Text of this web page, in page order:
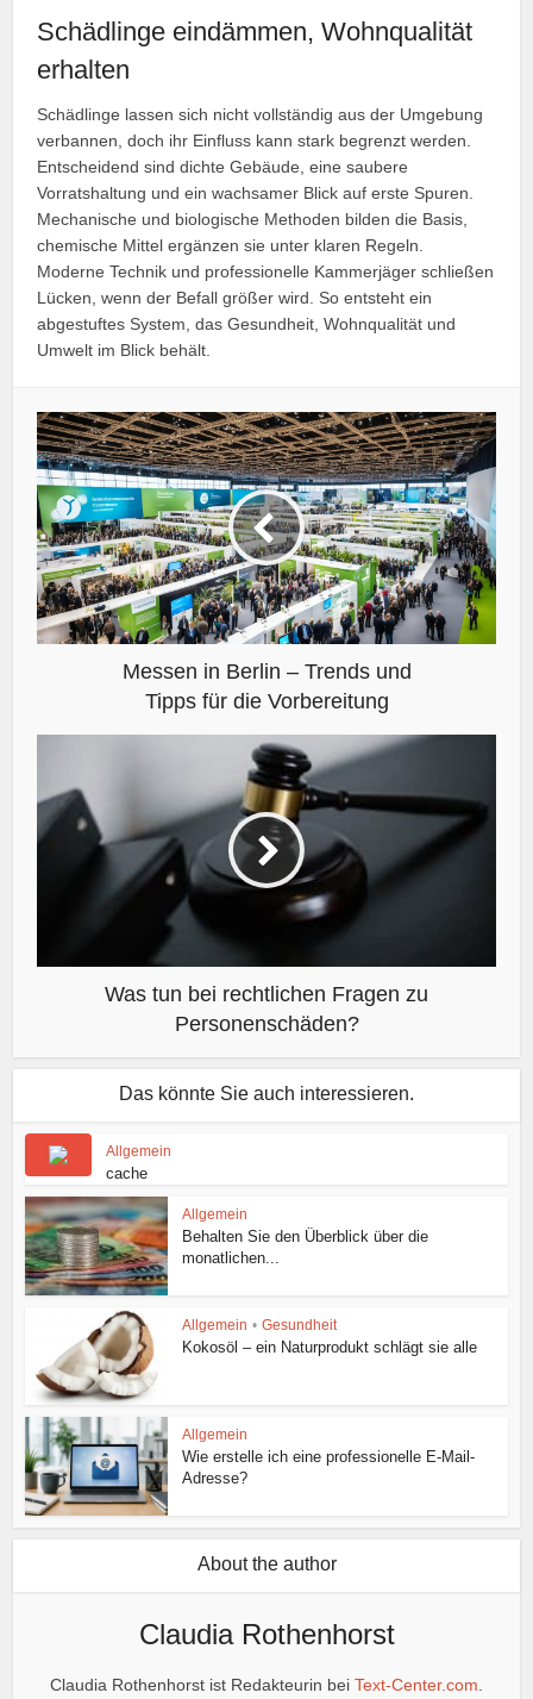
Schädlinge eindämmen, Wohnqualität
erhalten
Schädlinge lassen sich nicht vollständig aus der Umgebung
verbannen, doch ihr Einfluss kann stark begrenzt werden.
Entscheidend sind dichte Gebäude, eine saubere
Vorratshaltung und ein wachsamer Blick auf erste Spuren.
Mechanische und biologische Methoden bilden die Basis,
chemische Mittel ergänzen sie unter klaren Regeln.
Moderne Technik und professionelle Kammerjäger schließen
Lücken, wenn der Befall größer wird. So entsteht ein
abgestuftes System, das Gesundheit, Wohnqualität und
Umwelt im Blick behält.
Messen in Berlin – Trends und
Tipps für die Vorbereitung
Was tun bei rechtlichen Fragen zu
Personenschäden?
Das könnte Sie auch interessieren.
Allgemein
cache
Allgemein
Behalten Sie den Überblick über die
monatlichen...
Allgemein • Gesundheit
Kokosöl – ein Naturprodukt schlägt sie alle
Allgemein
Wie erstelle ich eine professionelle E-Mail-
Adresse?
About the author
Claudia Rothenhorst
Claudia Rothenhorst ist Redakteurin bei Text-Center.com